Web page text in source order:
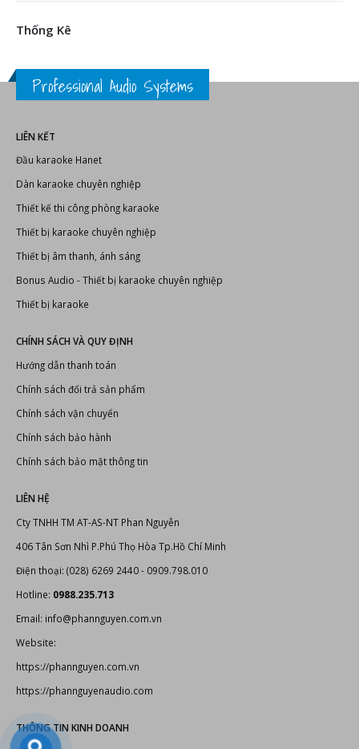
TẾT ÂM LỊCH
Thống Kê
Professional Audio Systems
LIÊN KẾT
Đầu karaoke Hanet
Dàn karaoke chuyên nghiệp
Thiết kế thi công phòng karaoke
Thiết bị karaoke chuyên nghiệp
Thiết bị âm thanh, ánh sáng
Bonus Audio- Thiết bị karaoke chuyên nghiệp
Thiết bị karaoke
CHÍNH SÁCH VÀ QUY ĐỊNH
Hướng dẫn thanh toán
Chính sách đổi trả sản phẩm
Chính sách vận chuyển
Chính sách bảo hành
Chính sách bảo mật thông tin
LIÊN HỆ
Cty TNHH TM AT-AS-NT Phan Nguyễn
406 Tân Sơn Nhì P.Phú Thọ Hòa Tp.Hồ Chí Minh
Điện thoại: (028) 6269 2440 - 0909.798.010
Hotline:0988.235.713
Email: info@phannguyen.com.vn
Website: